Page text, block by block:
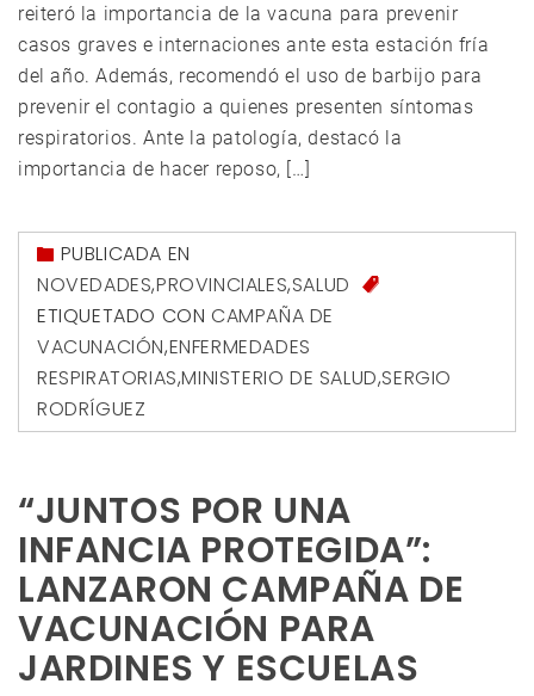
reiteró la importancia de la vacuna para prevenir
casos graves e internaciones ante esta estación fría
del año. Además, recomendó el uso de barbijo para
prevenir el contagio a quienes presenten síntomas
respiratorios. Ante la patología, destacó la
importancia de hacer reposo, […]
PUBLICADA EN
NOVEDADES,PROVINCIALES,SALUD
ETIQUETADO CON CAMPAÑA DE
VACUNACIÓN,ENFERMEDADES
RESPIRATORIAS,MINISTERIO DE SALUD,SERGIO
RODRÍGUEZ
“JUNTOS POR UNA
INFANCIA PROTEGIDA”:
LANZARON CAMPAÑA DE
VACUNACIÓN PARA
JARDINES Y ESCUELAS